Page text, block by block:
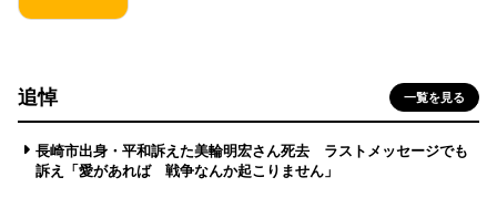
追悼 一覧を見る
長崎市出身・平和訴えた美輪明宏さん死去 ラストメッセージでも
訴え「愛があれば 戦争なんか起こりません」